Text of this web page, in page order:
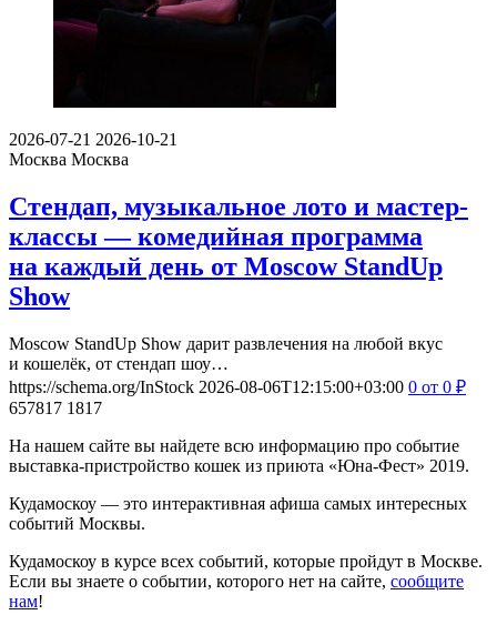
2026-07-21 2026-10-21
Москва Москва
Стендап, музыкальное лото и мастер-
классы — комедийная программа
на каждый день от Moscow StandUp
Show
Moscow StandUp Show дарит развлечения на любой вкус
и кошелёк, от стендап шоу…
https://schema.org/InStock 2026-08-06T12:15:00+03:00 0 от 0 ₽
657817 1817
На нашем сайте вы найдете всю информацию про событие
выставка-пристройство кошек из приюта «Юна-Фест» 2019.
Кудамоскоу — это интерактивная афиша самых интересных
событий Москвы.
Кудамоскоу в курсе всех событий, которые пройдут в Москве.
Если вы знаете о событии, которого нет на сайте, сообщите
нам!